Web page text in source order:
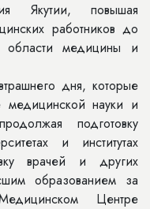
Якутии, повышая
работников до
области медицины и
дня, которые
науки и
подготовку
и институтах
врачей и других
образованием за
Центре